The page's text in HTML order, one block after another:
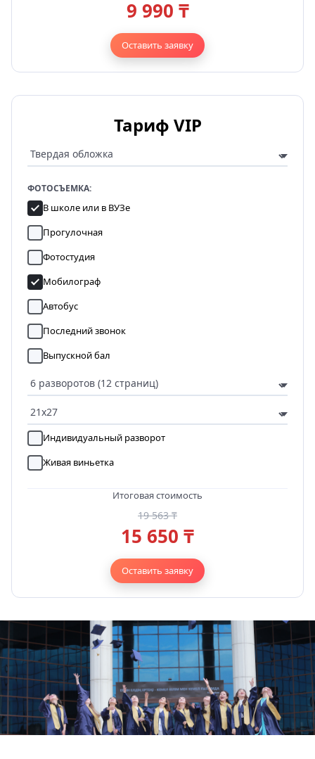
9 990 ₸
Оставить заявку
Тариф VIP
ФОТОСЪЕМКА:
В школе или в ВУЗе
Прогулочная
Фотостудия
Мобилограф
Автобус
Последний звонок
Выпускной бал
Индивидуальный разворот
Живая виньетка
Итоговая стоимость
19 563 ₸
15 650 ₸
Оставить заявку